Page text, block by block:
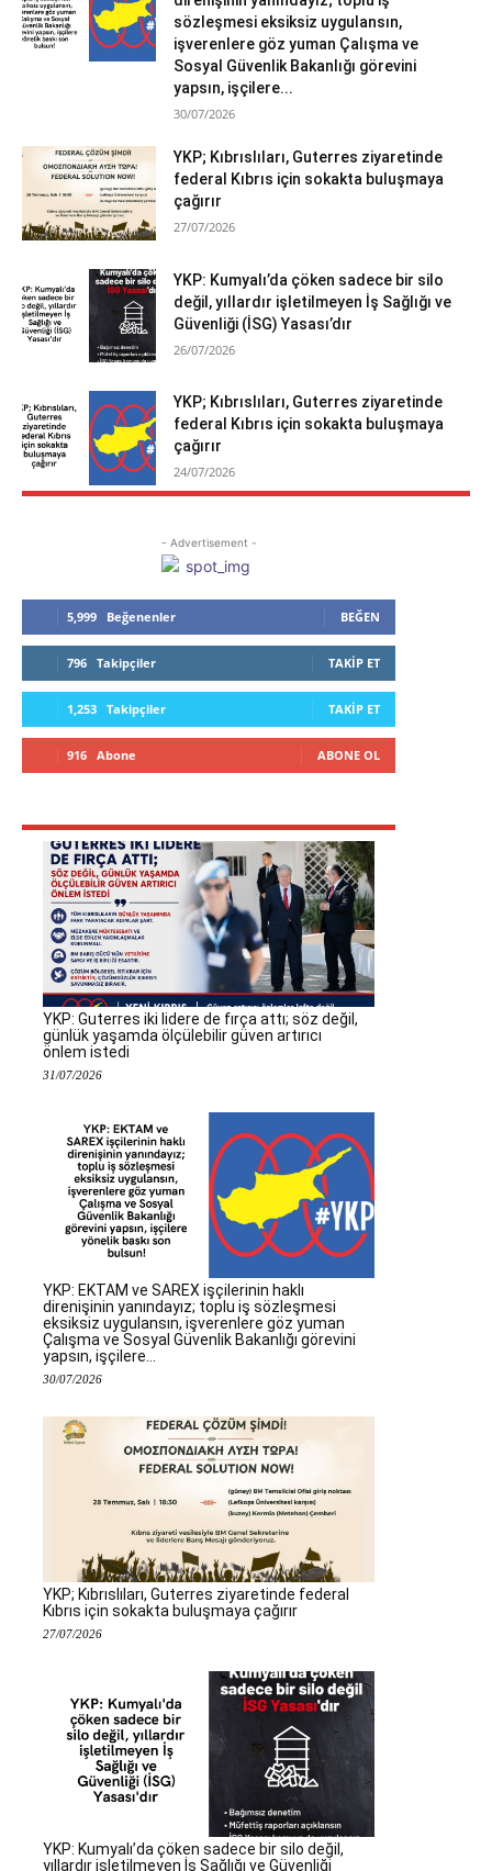
sözleşmesi eksiksiz uygulansın,
işverenlere göz yuman Çalışma ve
Sosyal Güvenlik Bakanlığı görevini
yapsın, işçilere...
30/07/2026
YKP; Kıbrıslıları, Guterres ziyaretinde
federal Kıbrıs için sokakta buluşmaya
çağırır
27/07/2026
YKP: Kumyalı’da çöken sadece bir silo
değil, yıllardır işletilmeyen İş Sağlığı ve
Güvenliği (İSG) Yasası’dır
26/07/2026
YKP; Kıbrıslıları, Guterres ziyaretinde
federal Kıbrıs için sokakta buluşmaya
çağırır
24/07/2026
- Advertisement -
5,999 Beğenenler BEĞEN
796 Takipçiler TAKIP ET
1,253 Takipçiler TAKIP ET
916 Abone ABONE OL
YKP: Guterres iki lidere de fırça attı; söz değil,
günlük yaşamda ölçülebilir güven artırıcı
önlem istedi
31/07/2026
YKP: EKTAM ve SAREX işçilerinin haklı
direnişinin yanındayız; toplu iş sözleşmesi
eksiksiz uygulansın, işverenlere göz yuman
Çalışma ve Sosyal Güvenlik Bakanlığı görevini
yapsın, işçilere...
30/07/2026
YKP; Kıbrıslıları, Guterres ziyaretinde federal
Kıbrıs için sokakta buluşmaya çağırır
27/07/2026
YKP: Kumyalı’da çöken sadece bir silo değil,
yıllardır işletilmeyen İş Sağlığı ve Güvenliği